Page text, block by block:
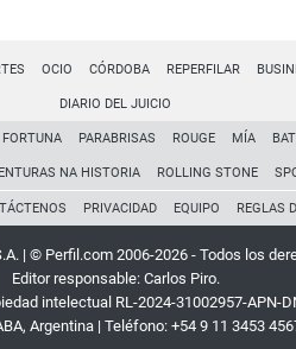
OCIO CÓRDOBA REPERFILAR
DIARIO DEL JUICIO
FORTUNA PARABRISAS ROUGE MÍA
NA HISTORIA ROLLING STONE
PRIVACIDAD EQUIPO REGLAS
| © Perfil.com 2006-2026 - Todos los
Editor responsable: Carlos Piro.
intelectual RL-2024-31002957-APN-
Argentina| Teléfono: +54 9 11 3453